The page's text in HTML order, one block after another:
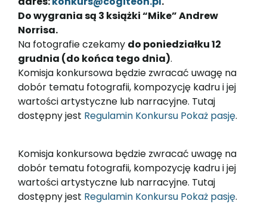
Do wygrania są 3 książki “Mike” Andrew
Norrisa.
Na fotografie czekamy do poniedziałku 12
grudnia (do końca tego dnia).
Komisja konkursowa będzie zwracać uwagę na
dobór tematu fotografii, kompozycję kadru i jej
wartości artystyczne lub narracyjne. Tutaj
dostępny jest Regulamin Konkursu Pokaż pasję.
Komisja konkursowa będzie zwracać uwagę na
dobór tematu fotografii, kompozycję kadru i jej
wartości artystyczne lub narracyjne. Tutaj
dostępny jest Regulamin Konkursu Pokaż pasję.